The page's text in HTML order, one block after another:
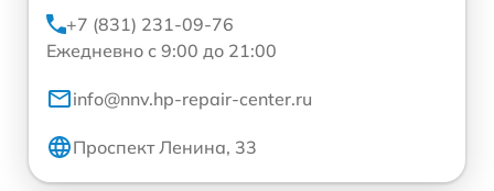
+7 (831) 231-09-76
Ежедневно с 9:00 до 21:00
info@nnv.hp-repair-center.ru
Проспект Ленина, 33